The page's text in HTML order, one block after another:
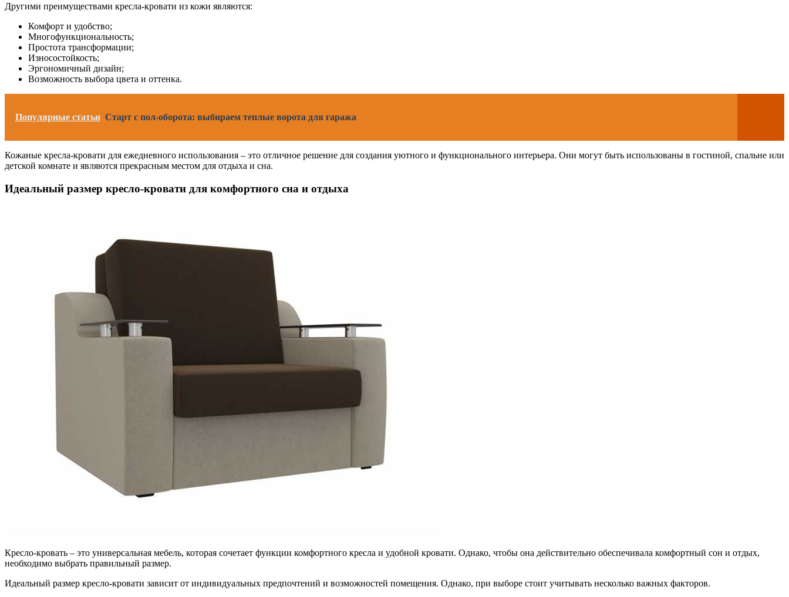
Другими преимуществами кресла-кровати из кожи являются:
Комфорт и удобство;
Многофункциональность;
Простота трансформации;
Износостойкость;
Эргономичный дизайн;
Возможность выбора цвета и оттенка.
Популярные статьи Старт с пол-оборота: выбираем теплые ворота для гаража
Кожаные кресла-кровати для ежедневного использования – это отличное решение для создания уютного и функционального интерьера. Они могут быть использованы в гостиной, спальне или
детской комнате и являются прекрасным местом для отдыха и сна.
Идеальный размер кресло-кровати для комфортного сна и отдыха
Кресло-кровать – это универсальная мебель, которая сочетает функции комфортного кресла и удобной кровати. Однако, чтобы она действительно обеспечивала комфортный сон и отдых,
необходимо выбрать правильный размер.
Идеальный размер кресло-кровати зависит от индивидуальных предпочтений и возможностей помещения. Однако, при выборе стоит учитывать несколько важных факторов.